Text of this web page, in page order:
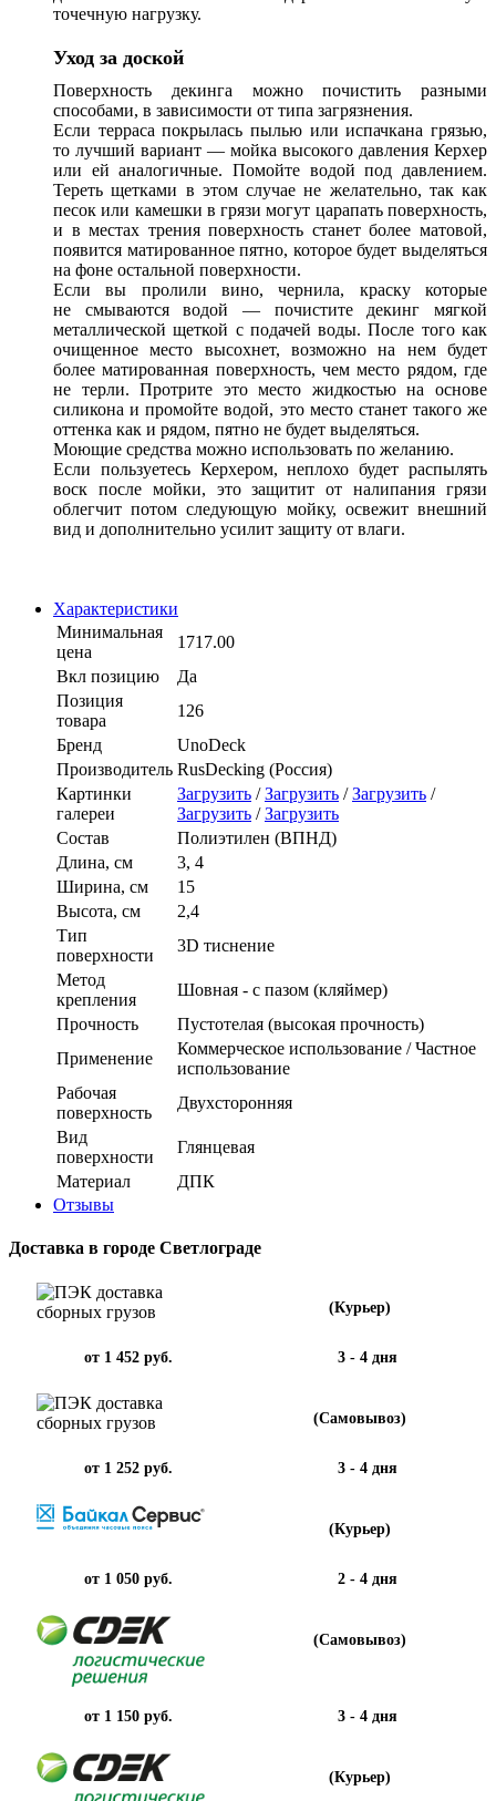
точечную нагрузку.
Уход за доской
Поверхность декинга можно почистить разными
способами, в зависимости от типа загрязнения.
Если терраса покрылась пылью или испачкана грязью,
то лучший вариант — мойка высокого давления Керхер
или ей аналогичные. Помойте водой под давлением.
Тереть щетками в этом случае не желательно, так как
песок или камешки в грязи могут царапать поверхность,
и в местах трения поверхность станет более матовой,
появится матированное пятно, которое будет выделяться
на фоне остальной поверхности.
Если вы пролили вино, чернила, краску которые
не смываются водой — почистите декинг мягкой
металлической щеткой с подачей воды. После того как
очищенное место высохнет, возможно на нем будет
более матированная поверхность, чем место рядом, где
не терли. Протрите это место жидкостью на основе
силикона и промойте водой, это место станет такого же
оттенка как и рядом, пятно не будет выделяться.
Моющие средства можно использовать по желанию.
Если пользуетесь Керхером, неплохо будет распылять
воск после мойки, это защитит от налипания грязи
облегчит потом следующую мойку, освежит внешний
вид и дополнительно усилит защиту от влаги.
Характеристики
Минимальная
цена
1717.00
Вкл позицию
Да
Позиция
товара
126
Бренд
UnoDeck
Производитель RusDecking (Россия)
Картинки
галереи
Загрузить /Загрузить /Загрузить /
Загрузить /Загрузить
Состав
Полиэтилен (ВПНД)
Длина, см
3, 4
Ширина, см
15
Высота, см
2,4
Тип
поверхности
3D тиснение
Метод
крепления
Шовная - с пазом (кляймер)
Прочность
Пустотелая (высокая прочность)
Применение
Коммерческое использование / Частное
использование
Рабочая
поверхность
Двухсторонняя
Вид
поверхности
Глянцевая
Материал
ДПК
Отзывы
Доставка в городе Светлограде
(Курьер)
от 1 452 руб. 3 - 4 дня
(Самовывоз)
от 1 252 руб. 3 - 4 дня
(Курьер)
от 1 050 руб. 2 - 4 дня
(Самовывоз)
от 1 150 руб. 3 - 4 дня
(Курьер)